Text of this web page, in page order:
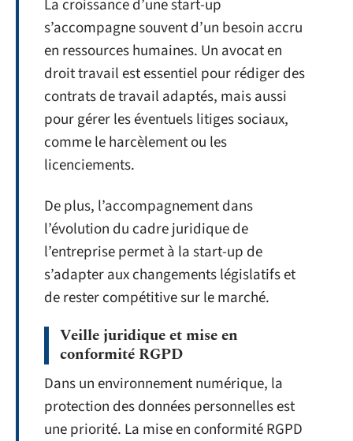
La croissance d’une start-up
s’accompagne souvent d’un besoin accru
en ressources humaines. Un avocat en
droit travail est essentiel pour rédiger des
contrats de travail adaptés, mais aussi
pour gérer les éventuels litiges sociaux,
comme le harcèlement ou les
licenciements.
De plus, l’accompagnement dans
l’évolution du cadre juridique de
l’entreprise permet à la start-up de
s’adapter aux changements législatifs et
de rester compétitive sur le marché.
Veille juridique et mise en
conformité RGPD
Dans un environnement numérique, la
protection des données personnelles est
une priorité. La mise en conformité RGPD